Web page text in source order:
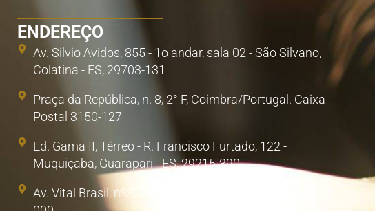
ENDEREÇO
Av. Silvio Avidos, 855 - 1o andar, sala 02 - São Silvano,
Colatina - ES, 29703-131
Praça da República, n. 8, 2° F, Coimbra/Portugal. Caixa
Postal 3150-127
Ed. Gama II, Térreo - R. Francisco Furtado, 122 -
Muquiçaba, Guarapari - ES, 29215-390
Av. Vital Brasil, nº300, Sala 1. Poá, São Paulo/SP. 08857-